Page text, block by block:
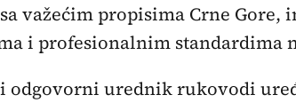
važećim propisima Crne
i profesionalnim standardima
odgovorni urednik rukovodi